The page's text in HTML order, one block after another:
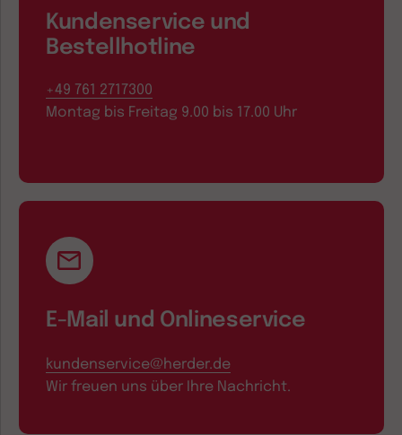
Kundenservice und
Bestellhotline
+49 761 2717300
Montag bis Freitag 9.00 bis 17.00 Uhr
E-Mail und Onlineservice
kundenservice@herder.de
Wir freuen uns über Ihre Nachricht.